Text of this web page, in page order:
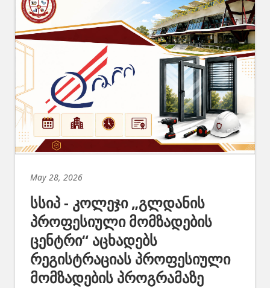
May 28, 2026
სსიპ - კოლეჯი „გლდანის
პროფესიული მომზადების
ცენტრი“ აცხადებს
რეგისტრაციას პროფესიული
მომზადების პროგრამაზე